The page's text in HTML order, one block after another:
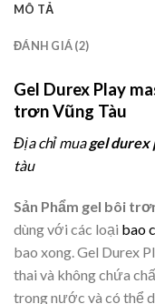
MÔ TẢ
ĐÁNH GIÁ (2)
Gel Durex Play
trơn Vũng Tàu
Địa chỉ muagel durex
tàu
Sản Phẩm gel bôi
dùng với các loại bao
bao xong. Gel Durex
thai và không chứa
trong nước và có thể